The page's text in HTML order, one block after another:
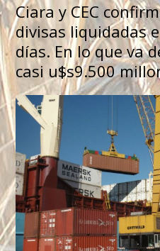
Ciara y CEC
divisas liquidadas
días. En lo que va
casi u$s9.500